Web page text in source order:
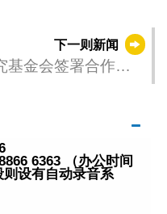
下一则新闻
基金会签署合作协
6363 （办公时间
设有自动录音系